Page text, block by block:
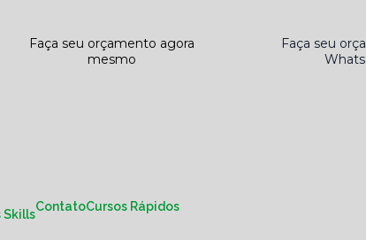
Faça seu orçamento agora
mesmo
Faça seu
Skills
Contato Cursos Rápidos